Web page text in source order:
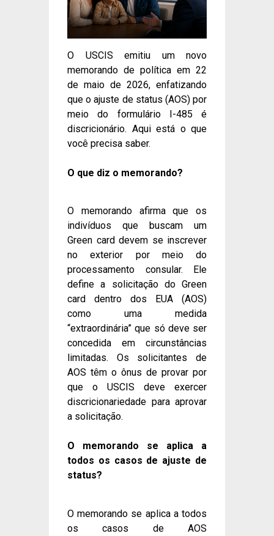
O USCIS emitiu um novo
memorando de política em 22
de maio de 2026, enfatizando
que o ajuste de status (AOS) por
meio do formulário I-485 é
discricionário. Aqui está o que
você precisa saber.
O que diz o memorando?
O memorando afirma que os
indivíduos que buscam um
Green card devem se inscrever
no exterior por meio do
processamento consular. Ele
define a solicitação do Green
card dentro dos EUA (AOS)
como uma medida
“extraordinária” que só deve ser
concedida em circunstâncias
limitadas. Os solicitantes de
AOS têm o ônus de provar por
que o USCIS deve exercer
discricionariedade para aprovar
a solicitação.
O memorando se aplica a
todos os casos de ajuste de
status?
O memorando se aplica a todos
os casos de AOS